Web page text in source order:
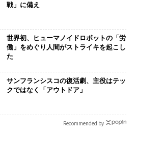
果を左右する――「BAKUN
E」のTENTIALが支える
義する 125
戦」に備え
世界初、ヒューマノイドロボットの「労
働」をめぐり人間がストライキを起こし
た
サンフランシスコの復活劇、主役はテッ
クではなく「アウトドア」
Recommended by